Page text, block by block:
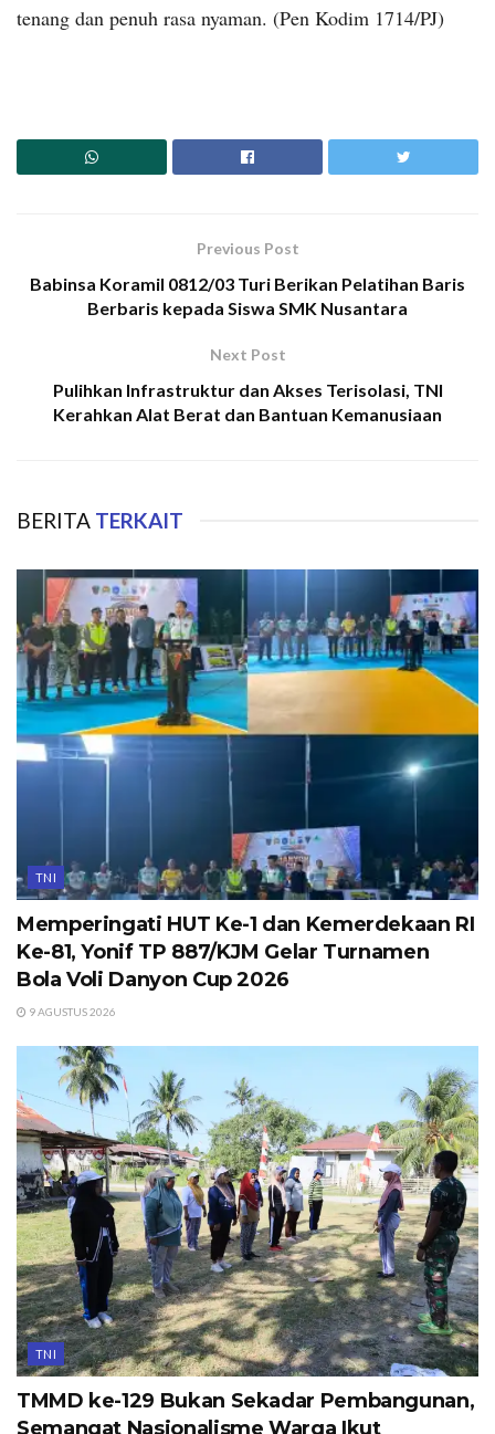
tenang dan penuh rasa nyaman. (Pen Kodim 1714/PJ)
Previous Post
Babinsa Koramil 0812/03 Turi Berikan Pelatihan Baris
Berbaris kepada Siswa SMK Nusantara
Next Post
Pulihkan Infrastruktur dan Akses Terisolasi, TNI
Kerahkan Alat Berat dan Bantuan Kemanusiaan
BERITA TERKAIT
TNI
Memperingati HUT Ke-1 dan Kemerdekaan RI
Ke-81, Yonif TP 887/KJM Gelar Turnamen
Bola Voli Danyon Cup 2026
9 AGUSTUS 2026
TNI
TMMD ke-129 Bukan Sekadar Pembangunan,
Semangat Nasionalisme Warga Ikut